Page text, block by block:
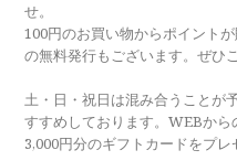
せ。
100円のお買い物からポイント
の無料発行もございます。ぜひ
土・日・祝日は混み合うことが
すすめしております。WEBから
3,000円分のギフトカードをプレ